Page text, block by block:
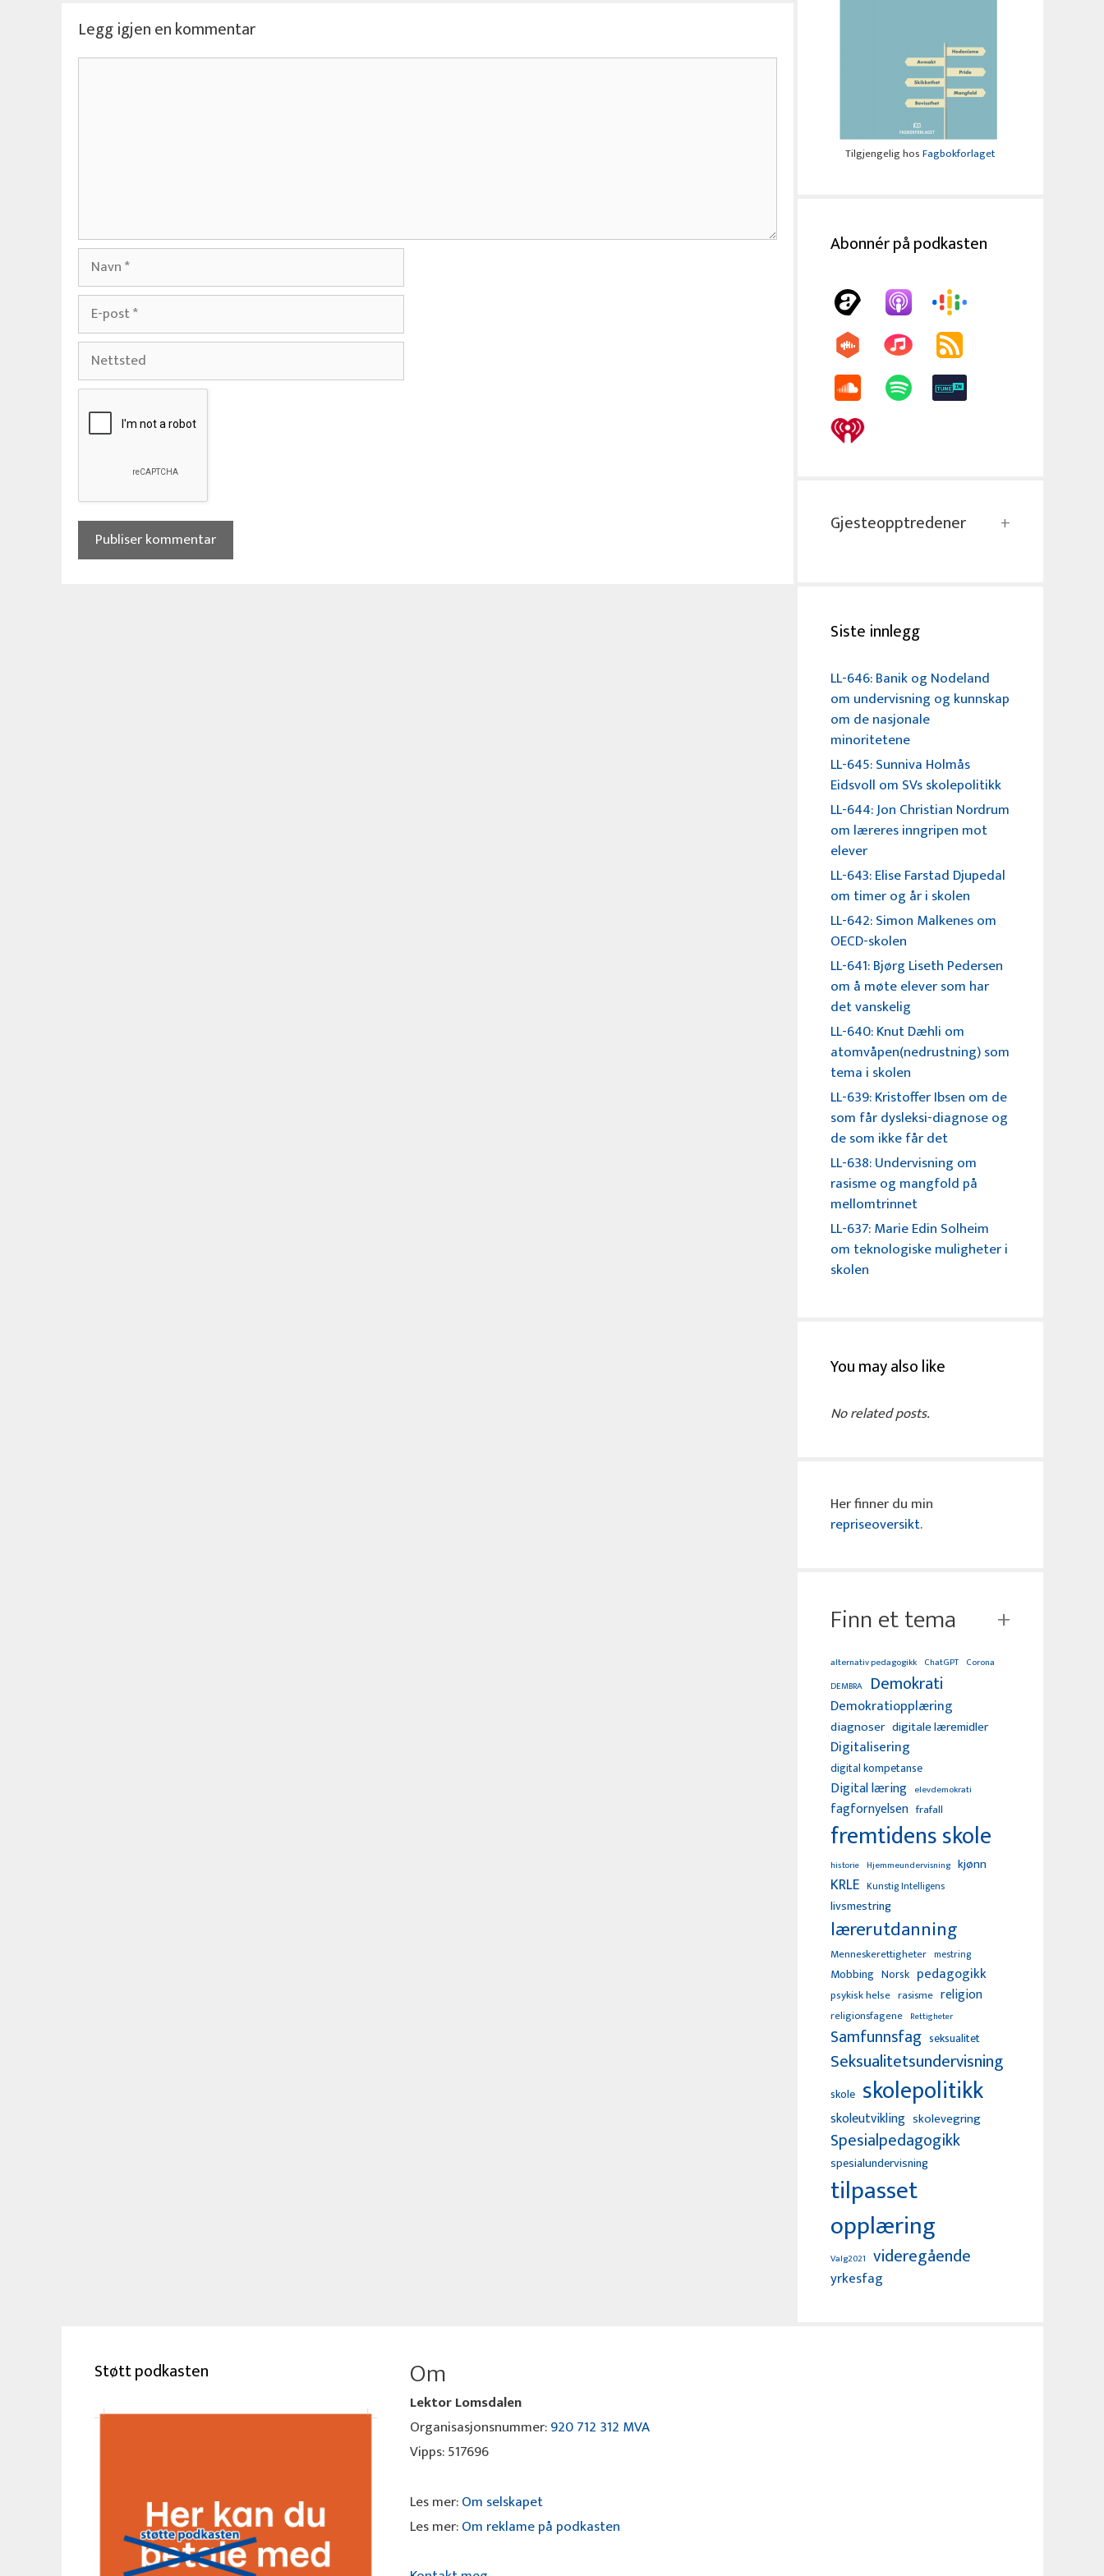
Legg igjen en kommentar
Kommentar
Navn
E-
post
Nettsted
Tilgjengelig hosFagbokforlaget
Abonnér på podkasten
Gjesteopptredener
Siste innlegg
LL-646: Banik og Nodeland
om undervisning og kunnskap
om de nasjonale
minoritetene
LL-645: Sunniva Holmås
Eidsvoll om SVs skolepolitikk
LL-644: Jon Christian Nordrum
om læreres inngripen mot
elever
LL-643: Elise Farstad Djupedal
om timer og år i skolen
LL-642: Simon Malkenes om
OECD-skolen
LL-641: Bjørg Liseth Pedersen
om å møte elever som har
det vanskelig
LL-640: Knut Dæhli om
atomvåpen(nedrustning) som
tema i skolen
LL-639: Kristoffer Ibsen om de
som får dysleksi-diagnose og
de som ikke får det
LL-638: Undervisning om
rasisme og mangfold på
mellomtrinnet
LL-637: Marie Edin Solheim
om teknologiske muligheter i
skolen
You may also like
No related posts.
Her finner du min
repriseoversikt.
Finn et tema
alternativ pedagogikk ChatGPT Corona
DEMBRA Demokrati
Demokratiopplæring
diagnoser digitale læremidler
Digitalisering
digital kompetanse
Digital læring elevdemokrati
fagfornyelsen frafall
fremtidens skole
historie Hjemmeundervisning kjønn
KRLE Kunstig Intelligens
livsmestring
lærerutdanning
Menneskerettigheter mestring
Mobbing Norsk pedagogikk
psykisk helse rasisme religion
religionsfagene Rettigheter
Samfunnsfag seksualitet
Seksualitetsundervisning
skole skolepolitikk
skoleutvikling skolevegring
Spesialpedagogikk
spesialundervisning
tilpasset
opplæring
Valg2021 videregående
yrkesfag
Støtt podkasten Om
Lektor Lomsdalen
Organisasjonsnummer:920 712 312 MVA
Vipps: 517696
Les mer:Om selskapet
Les mer:Om reklame på podkasten